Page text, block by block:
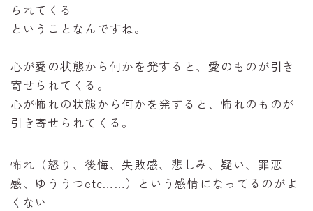
られてくる
ということなんですね。
心が愛の状態から何かを発すると、愛のものが引き
寄せられてくる。
心が怖れの状態から何かを発すると、怖れのものが
引き寄せられてくる。
怖れ（怒り、後悔、失敗感、悲しみ、疑い、罪悪
感、ゆううつetc……）という感情になってるのがよ
くない